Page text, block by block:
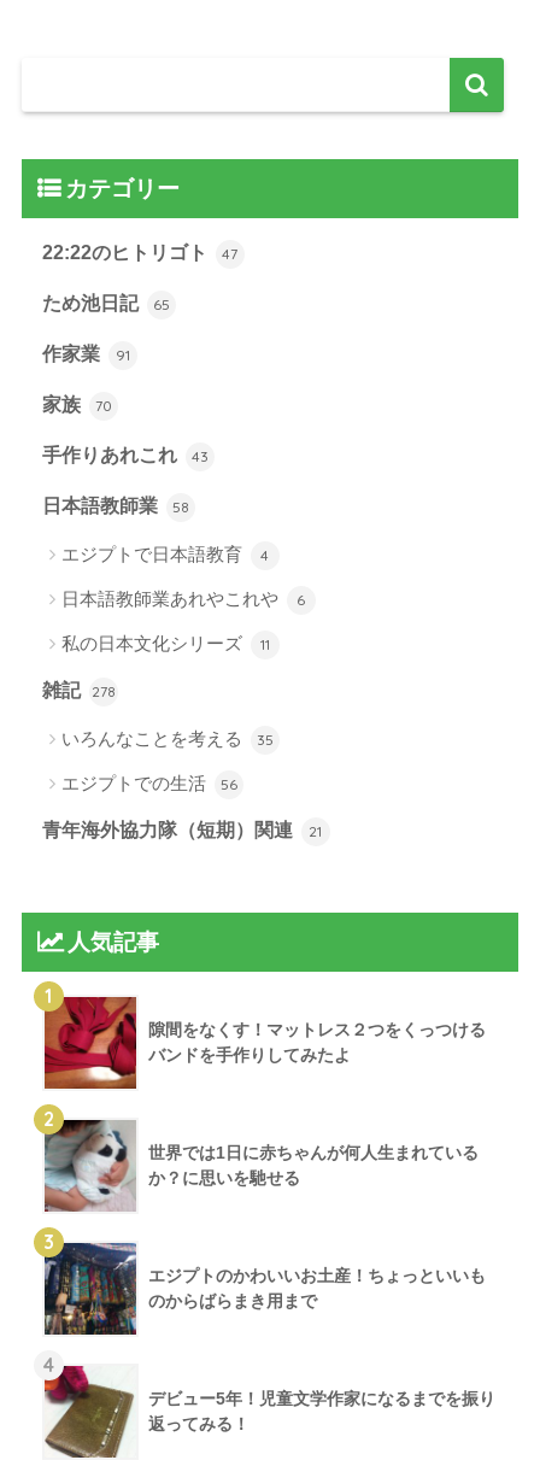
カテゴリー
22:22のヒトリゴト 47
ため池日記 65
作家業 91
家族 70
手作りあれこれ 43
日本語教師業 58
エジプトで日本語教育 4
日本語教師業あれやこれや 6
私の日本文化シリーズ 11
雑記 278
いろんなことを考える 35
エジプトでの生活 56
青年海外協力隊（短期）関連 21
人気記事
1
隙間をなくす！マットレス２つをくっつける
バンドを手作りしてみたよ
2
世界では1日に赤ちゃんが何人生まれている
か？に思いを馳せる
3
エジプトのかわいいお土産！ちょっといいも
のからばらまき用まで
4
デビュー5年！児童文学作家になるまでを振り
返ってみる！